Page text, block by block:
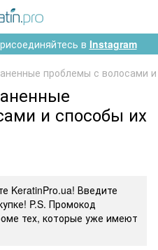
в Instagram
проблемы с волосами
и способы их
KeratinPro.ua! Введите
P.S. Промокод
тех, которые уже имеют